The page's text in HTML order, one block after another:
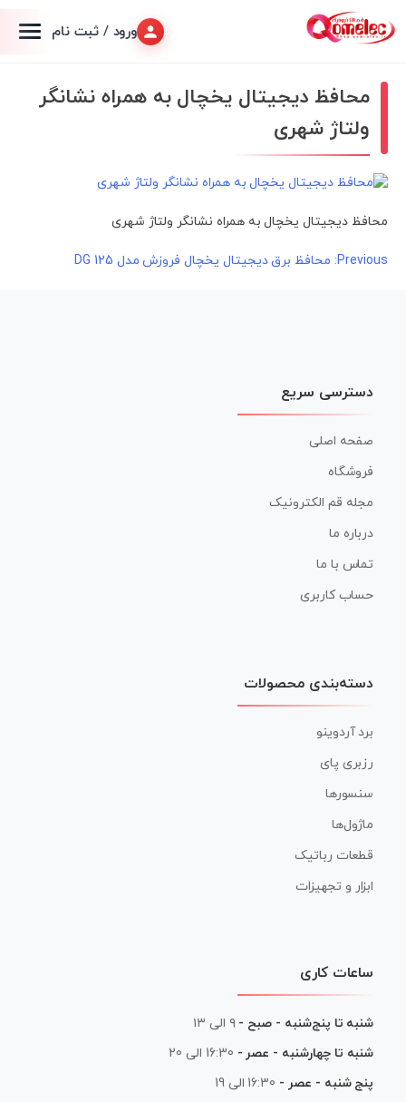
ورود / ثبت نام
محافظ دیجیتال یخچال به همراه نشانگر
ولتاژ شهری
محافظ دیجیتال یخچال به همراه نشانگر ولتاژ شهری
راهبری
Previous: محافظ برق دیجیتال یخچال فروزش مدل DG 125
دسترسی سریع
صفحه اصلی
فروشگاه
مجله قم الکترونیک
درباره ما
تماس با ما
حساب کاربری
دسته‌بندی محصولات
برد آردوینو
رزبری پای
سنسورها
ماژول‌ها
قطعات رباتیک
ابزار و تجهیزات
ساعات کاری
شنبه تا پنج‌شنبه - صبح - ۹ الی ۱۳
شنبه تا چهارشنبه - عصر - 16:30 الی 20
پنج شنبه - عصر - 16:30 الی 19